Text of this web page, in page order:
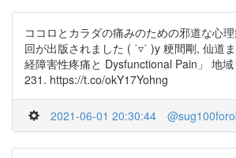
ココロとカラダの痛みのための邪道な心
回が出版されました ( ˙▿˙ )y 粳間剛, 仙道
経障害性疼痛と Dysfunctional Pain」 地
231. https://t.co/okY17Yohng
2021-06-01 20:30:44